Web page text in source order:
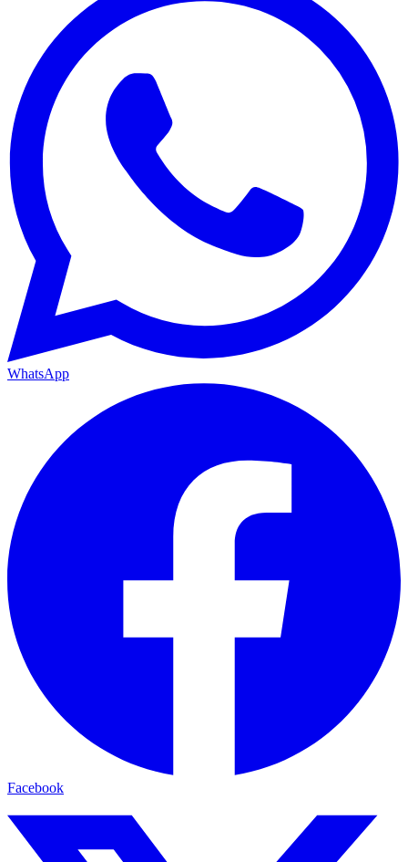
WhatsApp
Facebook